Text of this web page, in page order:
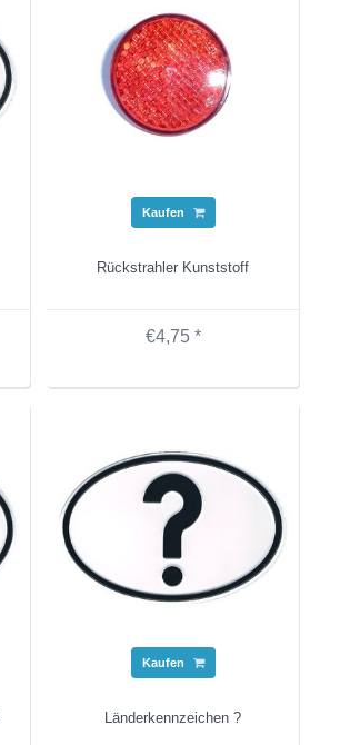
Kaufen
Rückstrahler Kunststoff
€4,75 *
Kaufen
Länderkennzeichen ?